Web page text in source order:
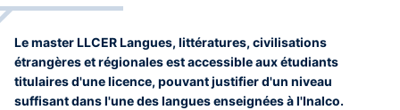
Le master LLCER Langues, littératures, civilisations
étrangères et régionales est accessible aux étudiants
titulaires d'une licence, pouvant justifier d'un niveau
suffisant dans l'une des langues enseignées à l'Inalco.